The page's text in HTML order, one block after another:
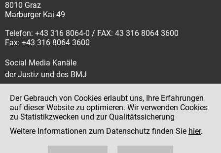
8010 Graz
Marburger Kai 49
Telefon: +43 316 8064-0 / FAX: 43 316 8064 3600
Fax: +43 316 8064 3600
Social Media Kanäle
der Justiz und des BMJ
Impressum
Datenschutz
Der Gebrauch von Cookies erlaubt uns, Ihre Erfahrungen
auf dieser Website zu optimieren. Wir verwenden Cookies
zu Statistikzwecken und zur Qualitätssicherung
Weitere Informationen zum Datenschutz finden Sie hier.